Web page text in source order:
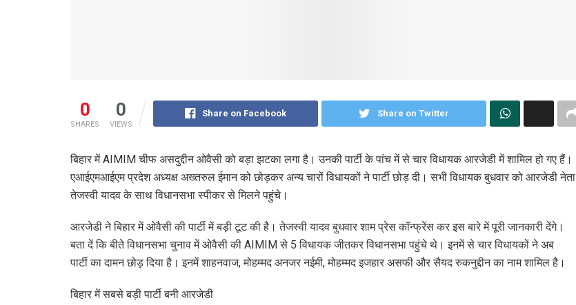
0
SHARES
0
VIEWS
Share on Facebook Share on Twitter
बिहार में AIMIM चीफ असदुद्दीन ओवैसी को बड़ा झटका लगा है। उनकी पार्टी के पांच में से चार विधायक आरजेडी में शामिल हो गए हैं।
एआईएमआईएम प्रदेश अध्यक्ष अख्तरुल ईमान को छोड़कर अन्य चारों विधायकों ने पार्टी छोड़ दी। सभी विधायक बुधवार को आरजेडी नेता
तेजस्वी यादव के साथ विधानसभा स्पीकर से मिलने पहुंचे।
आरजेडी ने बिहार में ओवैसी की पार्टी में बड़ी टूट की है। तेजस्वी यादव बुधवार शाम प्रेस कॉन्फ्रेंस कर इस बारे में पूरी जानकारी देंगे।
बता दें कि बीते विधानसभा चुनाव में ओवैसी की AIMIM से 5 विधायक जीतकर विधानसभा पहुंचे थे। इनमें से चार विधायकों ने अब
पार्टी का दामन छोड़ दिया है। इनमें शाहनवाज, मोहम्मद अनजर नईमी, मोहम्मद इजहार असफी और सैयद रुकनुद्दीन का नाम शामिल है।
बिहार में सबसे बड़ी पार्टी बनी आरजेडी